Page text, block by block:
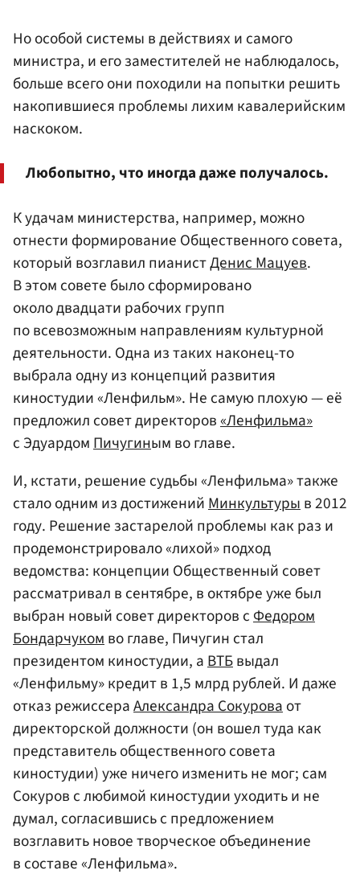
Но особой системы в действиях и самого
министра, и его заместителей не наблюдалось,
больше всего они походили на попытки решить
накопившиеся проблемы лихим кавалерийским
наскоком.
Любопытно, что иногда даже получалось.
К удачам министерства, например, можно
отнести формирование Общественного совета,
который возглавил пианистДенис Мацуев.
В этом совете было сформировано
около двадцати рабочих групп
по всевозможным направлениям культурной
деятельности. Одна из таких наконец-то
выбрала одну из концепций развития
киностудии «Ленфильм». Не самую плохую — её
предложил совет директоров«Ленфильма»
с ЭдуардомПичугиным во главе.
И, кстати, решение судьбы «Ленфильма» также
стало одним из достиженийМинкультурыв 2012
году. Решение застарелой проблемы как раз и
продемонстрировало «лихой» подход
ведомства: концепции Общественный совет
рассматривал в сентябре, в октябре уже был
выбран новый совет директоров сФедором
Бондарчукомво главе, Пичугин стал
президентом киностудии, аВТБвыдал
«Ленфильму» кредит в 1,5 млрд рублей. И даже
отказ режиссераАлександра Сокуроваот
директорской должности (он вошел туда как
представитель общественного совета
киностудии) уже ничего изменить не мог; сам
Сокуров с любимой киностудии уходить и не
думал, согласившись с предложением
возглавить новое творческое объединение
в составе «Ленфильма».